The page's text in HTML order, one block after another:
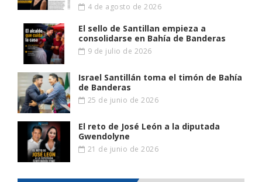
4 de agosto de 2026
El sello de Santillan empieza a
consolidarse en Bahía de Banderas
9 de julio de 2026
Israel Santillán toma el timón de Bahía
de Banderas
25 de junio de 2026
El reto de José León a la diputada
Gwendolyne
21 de junio de 2026